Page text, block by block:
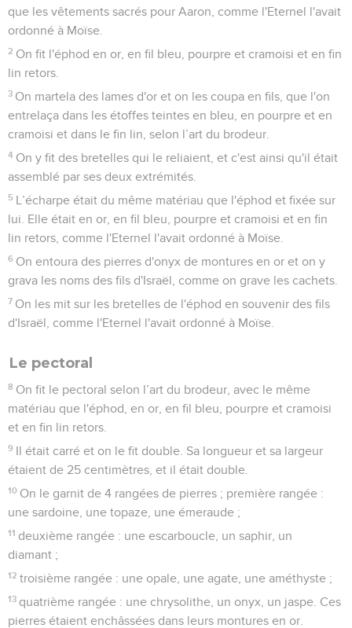
que les vêtements sacrés pour Aaron, comme l'Eternel l'avait
ordonné à Moïse.
2 On fit l'éphod en or, en fil bleu, pourpre et cramoisi et en fin
lin retors.
3 On martela des lames d'or et on les coupa en fils, que l'on
entrelaça dans les étoffes teintes en bleu, en pourpre et en
cramoisi et dans le fin lin, selon l’art du brodeur.
4 On y fit des bretelles qui le reliaient, et c'est ainsi qu'il était
assemblé par ses deux extrémités.
5 L’écharpe était du même matériau que l'éphod et fixée sur
lui. Elle était en or, en fil bleu, pourpre et cramoisi et en fin
lin retors, comme l'Eternel l'avait ordonné à Moïse.
6 On entoura des pierres d'onyx de montures en or et on y
grava les noms des fils d'Israël, comme on grave les cachets.
7 On les mit sur les bretelles de l'éphod en souvenir des fils
d'Israël, comme l'Eternel l'avait ordonné à Moïse.
Le pectoral
8 On fit le pectoral selon l’art du brodeur, avec le même
matériau que l'éphod, en or, en fil bleu, pourpre et cramoisi
et en fin lin retors.
9 Il était carré et on le fit double. Sa longueur et sa largeur
étaient de 25 centimètres, et il était double.
10 On le garnit de 4 rangées de pierres ; première rangée :
une sardoine, une topaze, une émeraude ;
11 deuxième rangée : une escarboucle, un saphir, un
diamant ;
12 troisième rangée : une opale, une agate, une améthyste ;
13 quatrième rangée : une chrysolithe, un onyx, un jaspe. Ces
pierres étaient enchâssées dans leurs montures en or.